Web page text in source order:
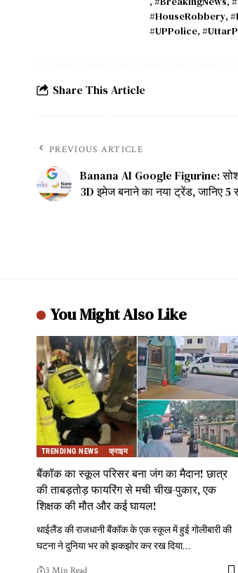
#HouseRobbery,
#UPPolice,
Share This Article
PREVIOUS ARTICLE
Banana AI Google Figurine:
3D इमेज बनाने का नया ट्रेंड, जानिए 5
You Might Also Like
TRENDING NEWS क्राइम
बैंकॉक का स्कूल परिसर बना जंग का मैदान! छात्र
की ताबड़तोड़ फायरिंग से मची चीख-पुकार, एक
शिक्षक की मौत और कई घायल!
थाईलैंड की राजधानी बैंकॉक के एक स्कूल में हुई गोलीबारी की
घटना ने दुनिया भर को झकझोर कर रख दिया…
3 Min Read